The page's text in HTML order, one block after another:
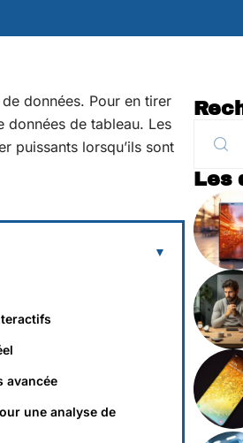
données. Pour en tirer
données de tableau. Les
puissants lorsqu’ils sont
avancée
une analyse de
Les